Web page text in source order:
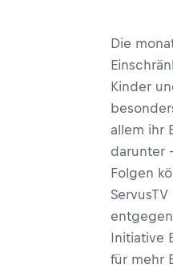
Die
Kinder
allem ihr
darunter
Folgen
Initiative
für mehr